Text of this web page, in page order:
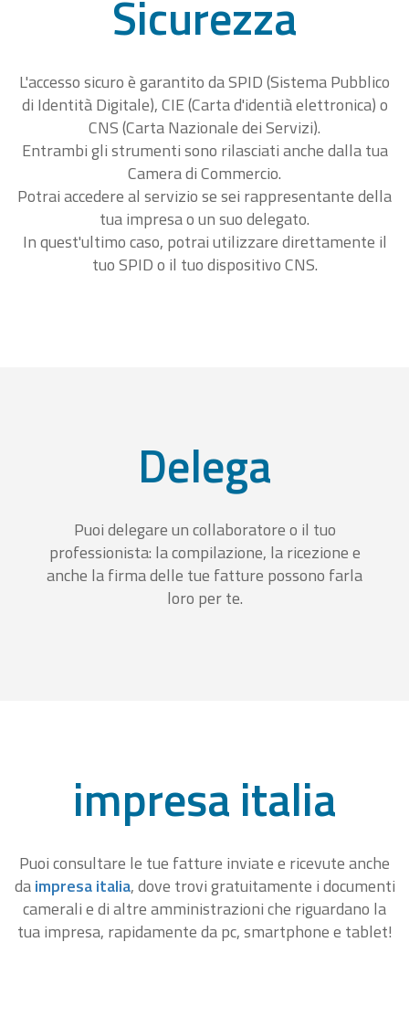
Sicurezza
L'accesso sicuro è garantito da SPID (Sistema Pubblico
di Identità Digitale), CIE (Carta d'identià elettronica) o
CNS (Carta Nazionale dei Servizi).
Entrambi gli strumenti sono rilasciati anche dalla tua
Camera di Commercio.
Potrai accedere al servizio se sei rappresentante della
tua impresa o un suo delegato.
In quest'ultimo caso, potrai utilizzare direttamente il
tuo SPID o il tuo dispositivo CNS.
Delega
Puoi delegare un collaboratore o il tuo
professionista: la compilazione, la ricezione e
anche la firma delle tue fatture possono farla
loro per te.
impresa italia
Puoi consultare le tue fatture inviate e ricevute anche
daimpresa italia, dove trovi gratuitamente i documenti
camerali e di altre amministrazioni che riguardano la
tua impresa, rapidamente da pc, smartphone e tablet!